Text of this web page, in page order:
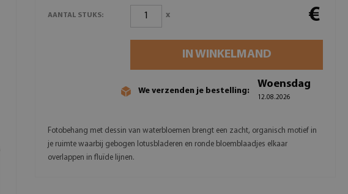
AANTAL STUKS: x €
IN WINKELMAND
We verzenden je bestelling:
Woensdag
12.08.2026
Fotobehang met dessin van waterbloemen brengt een zacht, organisch motief in
je ruimte waarbij gebogen lotusbladeren en ronde bloemblaadjes elkaar
overlappen in fluïde lijnen.